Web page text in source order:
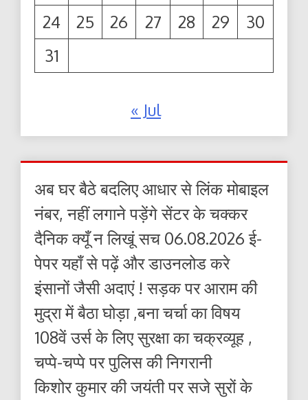
24
25 26 27 28 29
30
31
« Jul
अब घर बैठे बदलिए आधार से लिंक मोबाइल
नंबर, नहीं लगाने पड़ेंगे सेंटर के चक्कर
दैनिक क्यूँ न लिखूं सच 06.08.2026 ई-
पेपर यहाँ से पढ़ें और डाउनलोड करे
इंसानों जैसी अदाएं ! सड़क पर आराम की
मुद्रा में बैठा घोड़ा ,बना चर्चा का विषय
108वें उर्स के लिए सुरक्षा का चक्रव्यूह ,
चप्पे-चप्पे पर पुलिस की निगरानी
किशोर कुमार की जयंती पर सजे सुरों के